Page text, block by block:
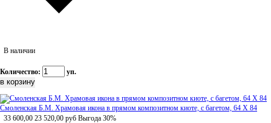
В наличии
Количество: уп.
Смоленская Б.М. Храмовая икона в прямом композитном киоте, с багетом, 64 Х 84
33 600,00 23 520,00 руб Выгода 30%